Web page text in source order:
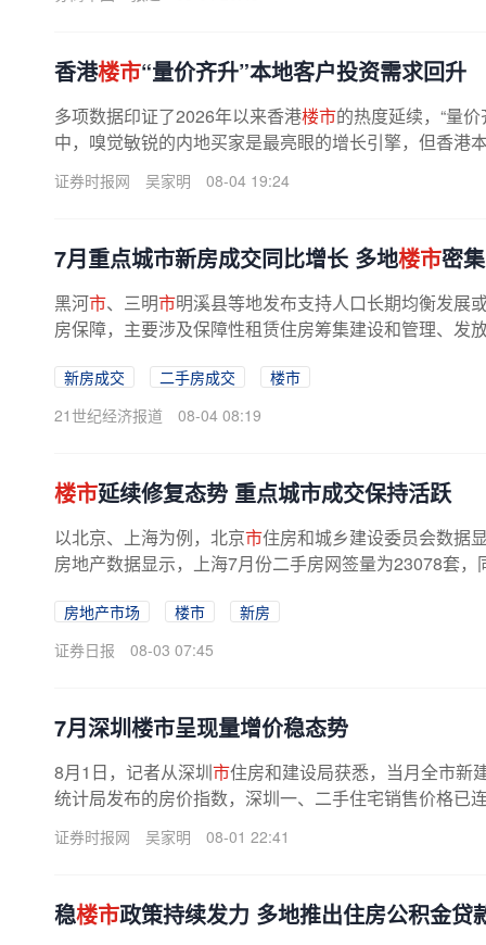
香港楼市“量价齐升”本地客户投资需求回升
多项数据印证了2026年以来香港楼市的热度延续，“量
中，嗅觉敏锐的内地买家是最亮眼的增长引擎，但香港
证券时报网 吴家明 08-04 19:24
7月重点城市新房成交同比增长 多地楼市密
黑河市、三明市明溪县等地发布支持人口长期均衡发展
房保障，主要涉及保障性租赁住房筹集建设和管理、发
新房成交 二手房成交
楼市
21世纪经济报道
08-04 08:19
楼市延续修复态势 重点城市成交保持活跃
以北京、上海为例，北京市住房和城乡建设委员会数据
房地产数据显示，上海7月份二手房网签量为23078套
房地产市场 楼市
新房
证券日报
08-03 07:45
7月深圳楼市呈现量增价稳态势
8月1日，记者从深圳市住房和建设局获悉，当月全市新
统计局发布的房价指数，深圳一、二手住宅销售价格已
证券时报网 吴家明 08-01 22:41
稳楼市政策持续发力 多地推出住房公积金贷